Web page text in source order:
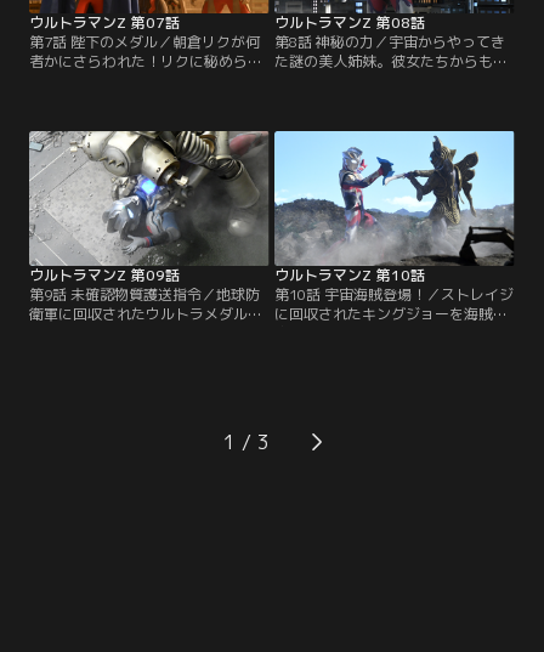
ウルトラマンZ 第07話
第7話 陛下のメダル／朝倉リクが何
者かにさらわれた！リクに秘められ
ピンチに陥るウルトラマンゼットの
前に、満を持して師匠が帰ってく
る！邪悪な野望を打ち砕け！ゼッ
ト、ジード、そしてゼロ！
ウルトラマンZ 第08話
第8話 神秘の力／宇宙からやってき
た謎の美人姉妹。彼女たちからもた
体怪獣ファイブキングに強化するカ
ブラギ。この強敵に立ち向かうには
新たな力を手にするしかない！そ
う、変幻自在の神秘の光を！
ウルトラマンZ 第09話
第9話 未確認物質護送指令／地球防
衛軍に回収されたウルトラメダル。
ストレイジは、そしてウルトラマン
ゼットはどのように立ち向かうの
ウルトラマンZ 第10話
第10話 宇宙海賊登場！／ストレイジ
に回収されたキングジョーを海賊宇
る！急げハルキ！海賊宇宙人の好き
にさせるな！
1